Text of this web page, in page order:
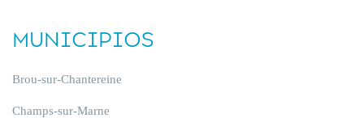
MUNICIPIOS
Brou-sur-Chantereine
Champs-sur-Marne